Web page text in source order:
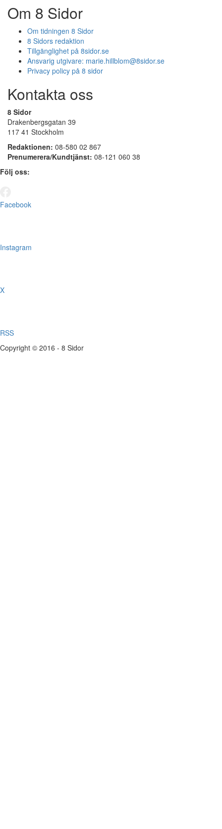
Om 8 Sidor
Om tidningen 8 Sidor
8 Sidors redaktion
Tillgänglighet på 8sidor.se
Ansvarig utgivare: marie.hillblom@8sidor.se
Privacy policy på 8 sidor
Kontakta oss
8 Sidor
Drakenbergsgatan 39
117 41 Stockholm
Redaktionen: 08-580 02 867
Prenumerera/Kundtjänst: 08-121 060 38
Följ oss:
Facebook
Instagram
X
RSS
Copyright © 2016 - 8 Sidor